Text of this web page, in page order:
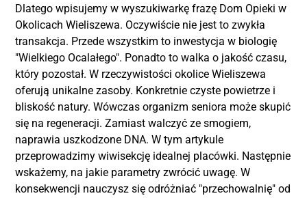
Dlatego wpisujemy w wyszukiwarkę frazę Dom Opieki w
Okolicach Wieliszewa. Oczywiście nie jest to zwykła
transakcja. Przede wszystkim to inwestycja w biologię
"Wielkiego Ocalałego". Ponadto to walka o jakość czasu,
który pozostał. W rzeczywistości okolice Wieliszewa
oferują unikalne zasoby. Konkretnie czyste powietrze i
bliskość natury. Wówczas organizm seniora może skupić
się na regeneracji. Zamiast walczyć ze smogiem,
naprawia uszkodzone DNA. W tym artykule
przeprowadzimy wiwisekcję idealnej placówki. Następnie
wskażemy, na jakie parametry zwrócić uwagę. W
konsekwencji nauczysz się odróżniać "przechowalnię" od